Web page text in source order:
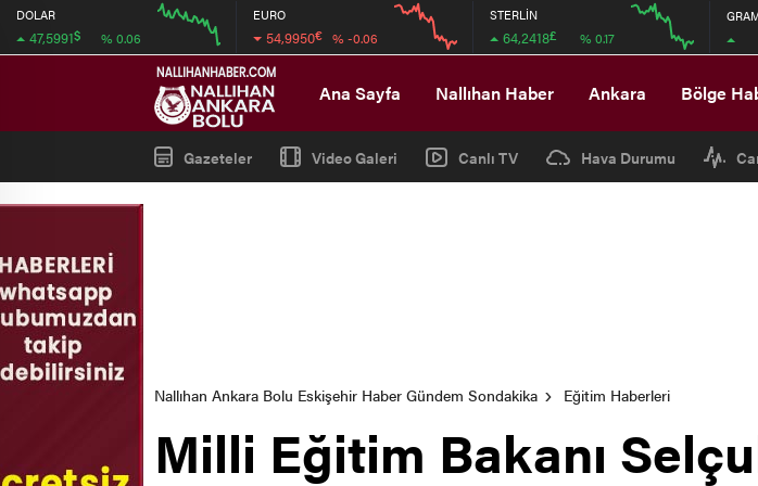
DOLAR
47,5991$ % 0.06
12:00 16:00
EURO
54,9950€ % -0.06
STERLİN
64,2418£ % 0.17
Ana Sayfa Nallıhan Haber Ankara Bölge
Gazeteler Video Galeri Canlı TV Hava Durumu
Nallıhan Ankara Bolu Eskişehir Haber Gündem Sondakika Eğitim Haberleri
Milli Eğitim Bakanı